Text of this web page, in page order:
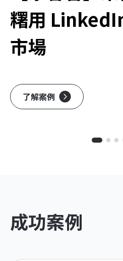
糬用
市場
了解案例
成功案例